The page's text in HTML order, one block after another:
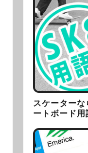
スケーター
ートボード用